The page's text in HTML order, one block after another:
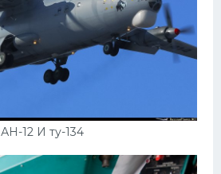
АН-12 И ту-134